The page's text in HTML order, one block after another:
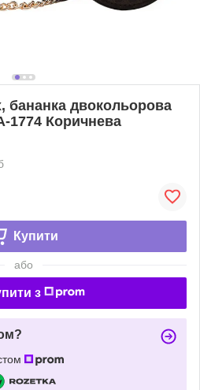
бананка двокольорова
1774 Коричнева
Купити
або
з